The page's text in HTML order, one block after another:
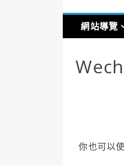
網站導覽
你也可以